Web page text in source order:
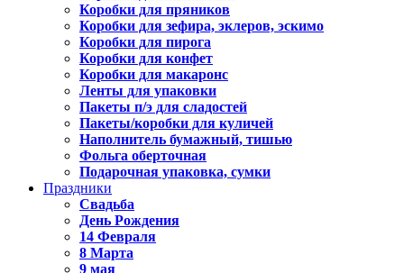
Коробки для пряников
Коробки для зефира, эклеров, эскимо
Коробки для пирога
Коробки для конфет
Коробки для макаронс
Ленты для упаковки
Пакеты п/э для сладостей
Пакеты/коробки для куличей
Наполнитель бумажный, тишью
Фольга оберточная
Подарочная упаковка, сумки
Праздники
Свадьба
День Рождения
14 Февраля
8 Марта
9 мая